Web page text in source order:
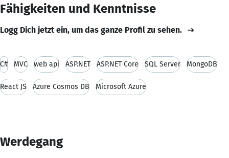
Fähigkeiten und Kenntnisse
Logg Dich jetzt ein, um das ganze Profil zu sehen.
C# MVC web api ASP.NET ASP.NET Core SQL Server MongoDB
React JS Azure Cosmos DB Microsoft Azure
Werdegang